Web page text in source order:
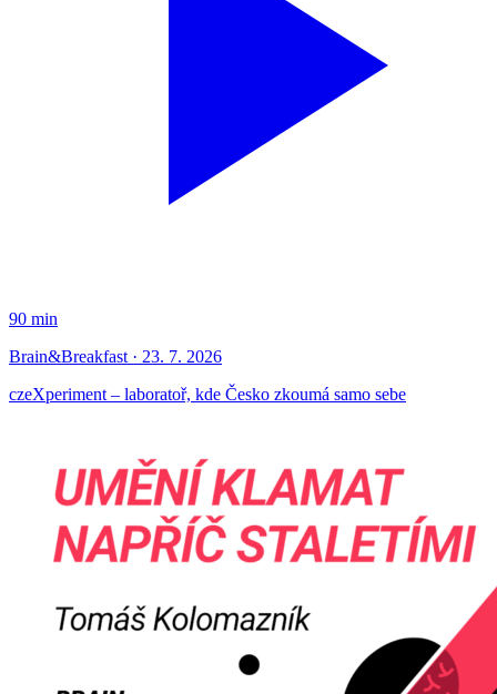
90 min
Brain&Breakfast · 23. 7. 2026
czeXperiment – laboratoř, kde Česko zkoumá samo sebe